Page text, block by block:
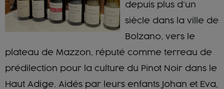
depuis plus d’un
siècle dans la ville de
Bolzano, vers le
plateau de Mazzon, réputé comme terreau de
prédilection pour la culture du Pinot Noir dans le
Haut Adige. Aidés par leurs enfants Johan et Eva,